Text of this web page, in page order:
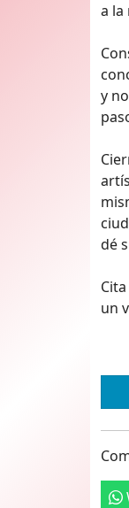
a la
y
dé
un